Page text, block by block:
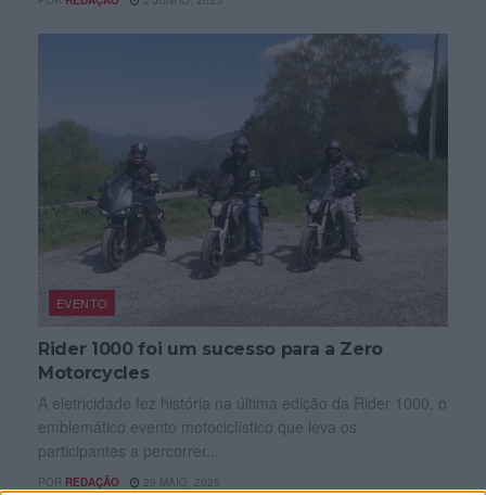
EVENTO
Rider 1000 foi um sucesso para a Zero
Motorcycles
A eletricidade fez história na última edição da Rider 1000, o
emblemático evento motociclístico que leva os
participantes a percorrer...
POR REDAÇÃO 29 MAIO, 2025